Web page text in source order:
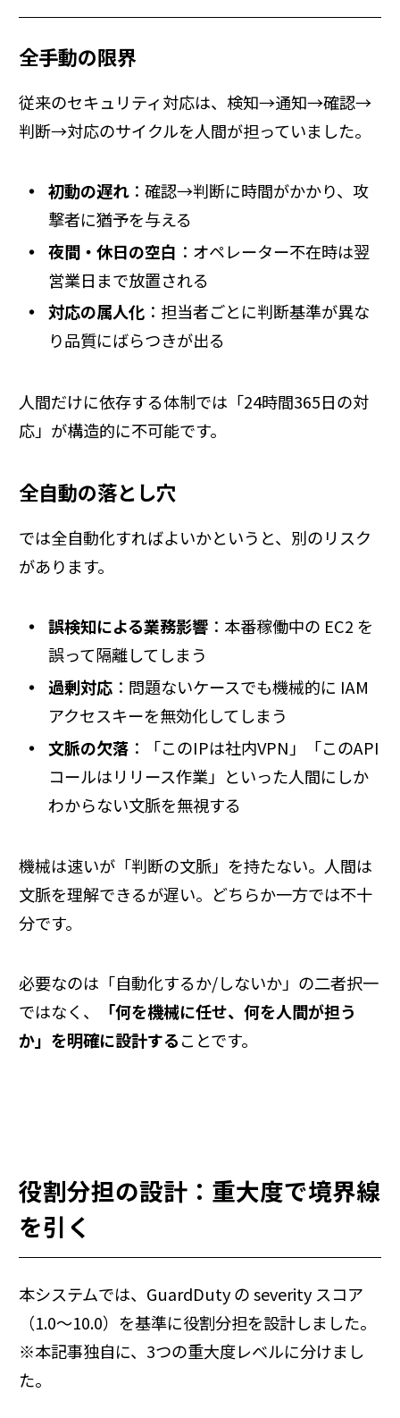
全手動の限界
従来のセキュリティ対応は、検知→通知→確認→
判断→対応のサイクルを人間が担っていました。
初動の遅れ：確認→判断に時間がかかり、攻
撃者に猶予を与える
夜間・休日の空白 ：オペレーター不在時は翌
営業日まで放置される
対応の属人化：担当者ごとに判断基準が異な
り品質にばらつきが出る
人間だけに依存する体制では「24時間365日の対
応」が構造的に不可能です。
全自動の落とし穴
では全自動化すればよいかというと、別のリスク
があります。
誤検知による業務影響：本番稼働中の EC2 を
誤って隔離してしまう
過剰対応：問題ないケースでも機械的に IAM
アクセスキーを無効化してしまう
文脈の欠落：「このIPは社内VPN」「このAPI
コールはリリース作業」といった人間にしか
わからない文脈を無視する
機械は速いが「判断の文脈」を持たない。人間は
文脈を理解できるが遅い。どちらか一方では不十
分です。
必要なのは「自動化するか/しないか」の二者択一
ではなく、
「何を機械に任せ、何を人間が担う
か」を明確に設計することです。
役割分担の設計：重大度で境界線
を引く
本システムでは、GuardDuty の severity スコア
（1.0〜10.0）を基準に役割分担を設計しました。
※本記事独自に、3つの重大度レベルに分けまし
た。